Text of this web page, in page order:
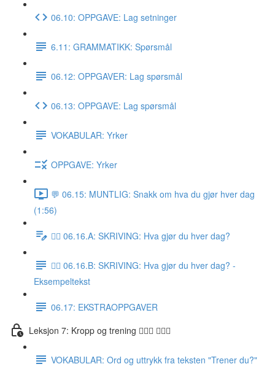
06.10: OPPGAVE: Lag setninger
6.11: GRAMMATIKK: Spørsmål
06.12: OPPGAVER: Lag spørsmål
06.13: OPPGAVE: Lag spørsmål
VOKABULAR: Yrker
OPPGAVE: Yrker
💬 06.15: MUNTLIG: Snakk om hva du gjør hver dag
(1:56)
✍🏼 06.16.A: SKRIVING: Hva gjør du hver dag?
✍🏼 06.16.B: SKRIVING: Hva gjør du hver dag? -
Eksempeltekst
06.17: EKSTRAOPPGAVER
Leksjon 7: Kropp og trening 🚶🏼‍♀️ 🏋🏽‍♀️
VOKABULAR: Ord og uttrykk fra teksten "Trener du?"